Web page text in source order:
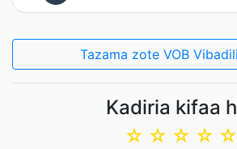
Tazama zote VOB
Kadiria kifaa
☆
☆
☆
☆
☆